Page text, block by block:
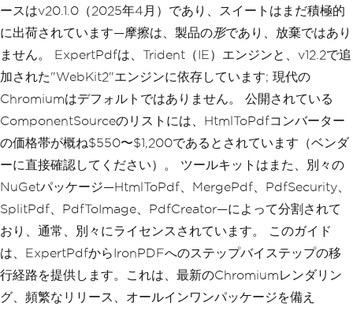
ースはv20.1.0（2025年4月）であり、スイートはまだ積極的
に出荷されています—摩擦は、製品の形であり、放棄ではあり
ません。 ExpertPdfは、Trident（IE）エンジンと、v12.2で追
加された"WebKit2"エンジンに依存しています; 現代の
Chromiumはデフォルトではありません。 公開されている
ComponentSourceのリストには、HtmlToPdfコンバーター
の価格帯が概ね$550〜$1,200であるとされています（ベンダ
ーに直接確認してください）。 ツールキットはまた、別々の
NuGetパッケージ—HtmlToPdf、MergePdf、PdfSecurity、
SplitPdf、PdfToImage、PdfCreator—によって分割されて
おり、通常、別々にライセンスされています。 このガイド
は、ExpertPdfからIronPDFへのステップバイステップの移
行経路を提供します。これは、最新のChromiumレンダリン
グ、頻繁なリリース、オールインワンパッケージを備え